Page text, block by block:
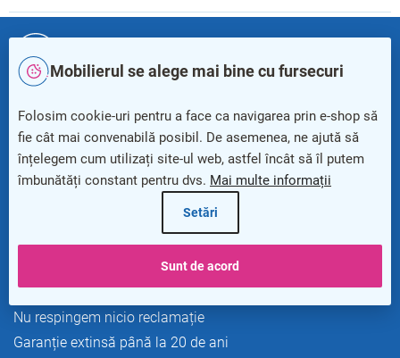
Mobilierul se alege mai bine cu fursecuri
Folosim cookie-uri pentru a face ca navigarea prin e-shop să
fie cât mai convenabilă posibil. De asemenea, ne ajută să
înțelegem cum utilizați site-ul web, astfel încât să îl putem
îmbunătăți constant pentru dvs. Mai multe informații
Setări
Sunt de acord
info@rauman24.ro
Newsletter
Beneficii pentru clienți
Returnare gratuită în 365 de zile
Nu respingem nicio reclamație
Garanție extinsă până la 20 de ani